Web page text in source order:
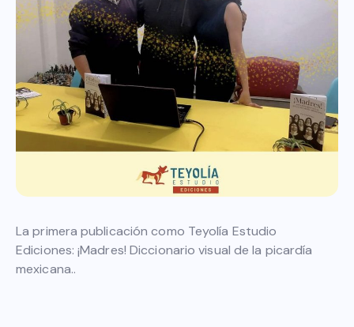
La primera publicación como Teyolía Estudio
Ediciones: ¡Madres! Diccionario visual de la picardía
mexicana..